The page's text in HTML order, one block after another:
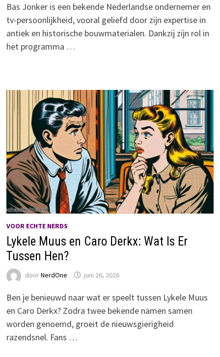
Bas Jonker is een bekende Nederlandse ondernemer en
tv-persoonlijkheid, vooral geliefd door zijn expertise in
antiek en historische bouwmaterialen. Dankzij zijn rol in
het programma …
VOOR ECHTE NERDS
Lykele Muus en Caro Derkx: Wat Is Er
Tussen Hen?
doorNerdOne juni 26, 2026
Ben je benieuwd naar wat er speelt tussen Lykele Muus
en Caro Derkx? Zodra twee bekende namen samen
worden genoemd, groeit de nieuwsgierigheid
razendsnel. Fans …